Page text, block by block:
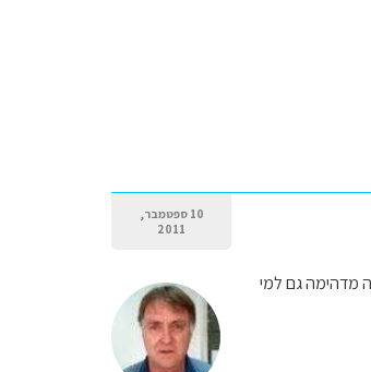
10 ספטמבר,
2011
מדהימה גם למי